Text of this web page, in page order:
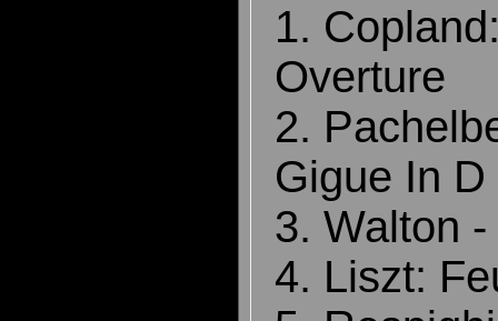
1.
Overture
2.
Gigue In D
3. Walton
4. Liszt: